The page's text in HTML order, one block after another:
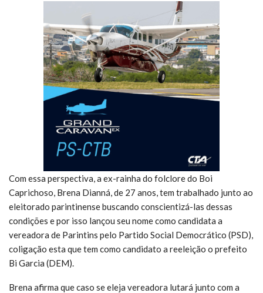
Com essa perspectiva, a ex-rainha do folclore do Boi
Caprichoso, Brena Dianná, de 27 anos, tem trabalhado junto ao
eleitorado parintinense buscando conscientizá-las dessas
condições e por isso lançou seu nome como candidata a
vereadora de Parintins pelo Partido Social Democrático (PSD),
coligação esta que tem como candidato a reeleição o prefeito
Bi Garcia (DEM).
Brena afirma que caso se eleja vereadora lutará junto com a